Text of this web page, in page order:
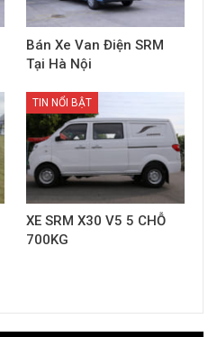
Bán Xe Van Điện SRM
Tại Hà Nội
TIN NỔI BẬT
XE SRM X30 V5 5 CHỖ
700KG